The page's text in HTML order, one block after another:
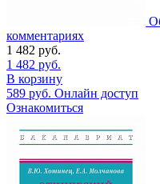
комментариях
1 482 руб.
1 482 руб.
В корзину
589 руб. Онлайн доступ
Ознакомиться